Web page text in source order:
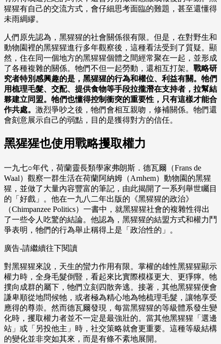
猩猩有自己的交流方式，會仔細思考面臨的難題，甚至還懂得
未雨綢繆。
人們原先認為，黑猩猩的社會關係很有限。但是，在對野生和
動物園裡的黑猩猩進行多年觀察後，這種看法受到了質疑。顯
然，住在同一個地方的黑猩猩個體之間經常聚在一起，並形成
了各種複雜的關係。牠們不但一起勞動，還相互打架。 戰略研
究者特別感興趣的是，黑猩猩的行為和權位、利益有關。牠們
用梳理毛髮、交配、提供食物等手段拉攏潛在支持者，拉幫結
夥建立同盟。牠們也懂得控制衝突的重要性，只有這樣才能合
作共處。 激烈爭吵之後，牠們會相互親吻，修補關係。牠們還
會刻意展示自己的弱點，目的是獲得對方的信任。
黑猩猩也使用戰略攫取權力
一九七○年代，荷蘭靈長類學家弗朗斯．德瓦爾（Frans de
Waal）觀察一群生活在荷蘭阿納姆（Arnhem）動物園的黑猩
猩，並做了大量內容豐富的筆記，由此揭開了一系列舉世矚目
的「好戲」。他在一九八二年出版的《黑猩猩的政治》
（Chimpanzee Politics）一書中，就黑猩猩社會的複雜性得出
了一些令人吃驚的結論。他認為，黑猩猩的結盟方式和權力鬥
爭表明，牠們的行為舉止稱得上是「政治性的」。
廣告-請繼續往下閱讀
對黑猩猩來說，天生的蠻力作用有限。掌權的雄性黑猩猩顯示
權力時，全身毛髮倒豎，看起來比實際模樣更大、更猙獰。牠
撲向成群的屬下，牠們立刻四散奔逃。接著，其他黑猩猩便會
謙卑順從地問候牠，或者極為精心地為牠梳理毛髮，讓牠享受
應得的尊崇。然而德瓦爾發現，每當黑猩猩的等級體系發生變
化時，攫取權力者並不一定是最強壯的。當其他黑猩猩「選邊
站」或「另投他主」時，社交策略就會更重要。這種等級結構
的變化並非突如其來，而是有條不紊地展開。